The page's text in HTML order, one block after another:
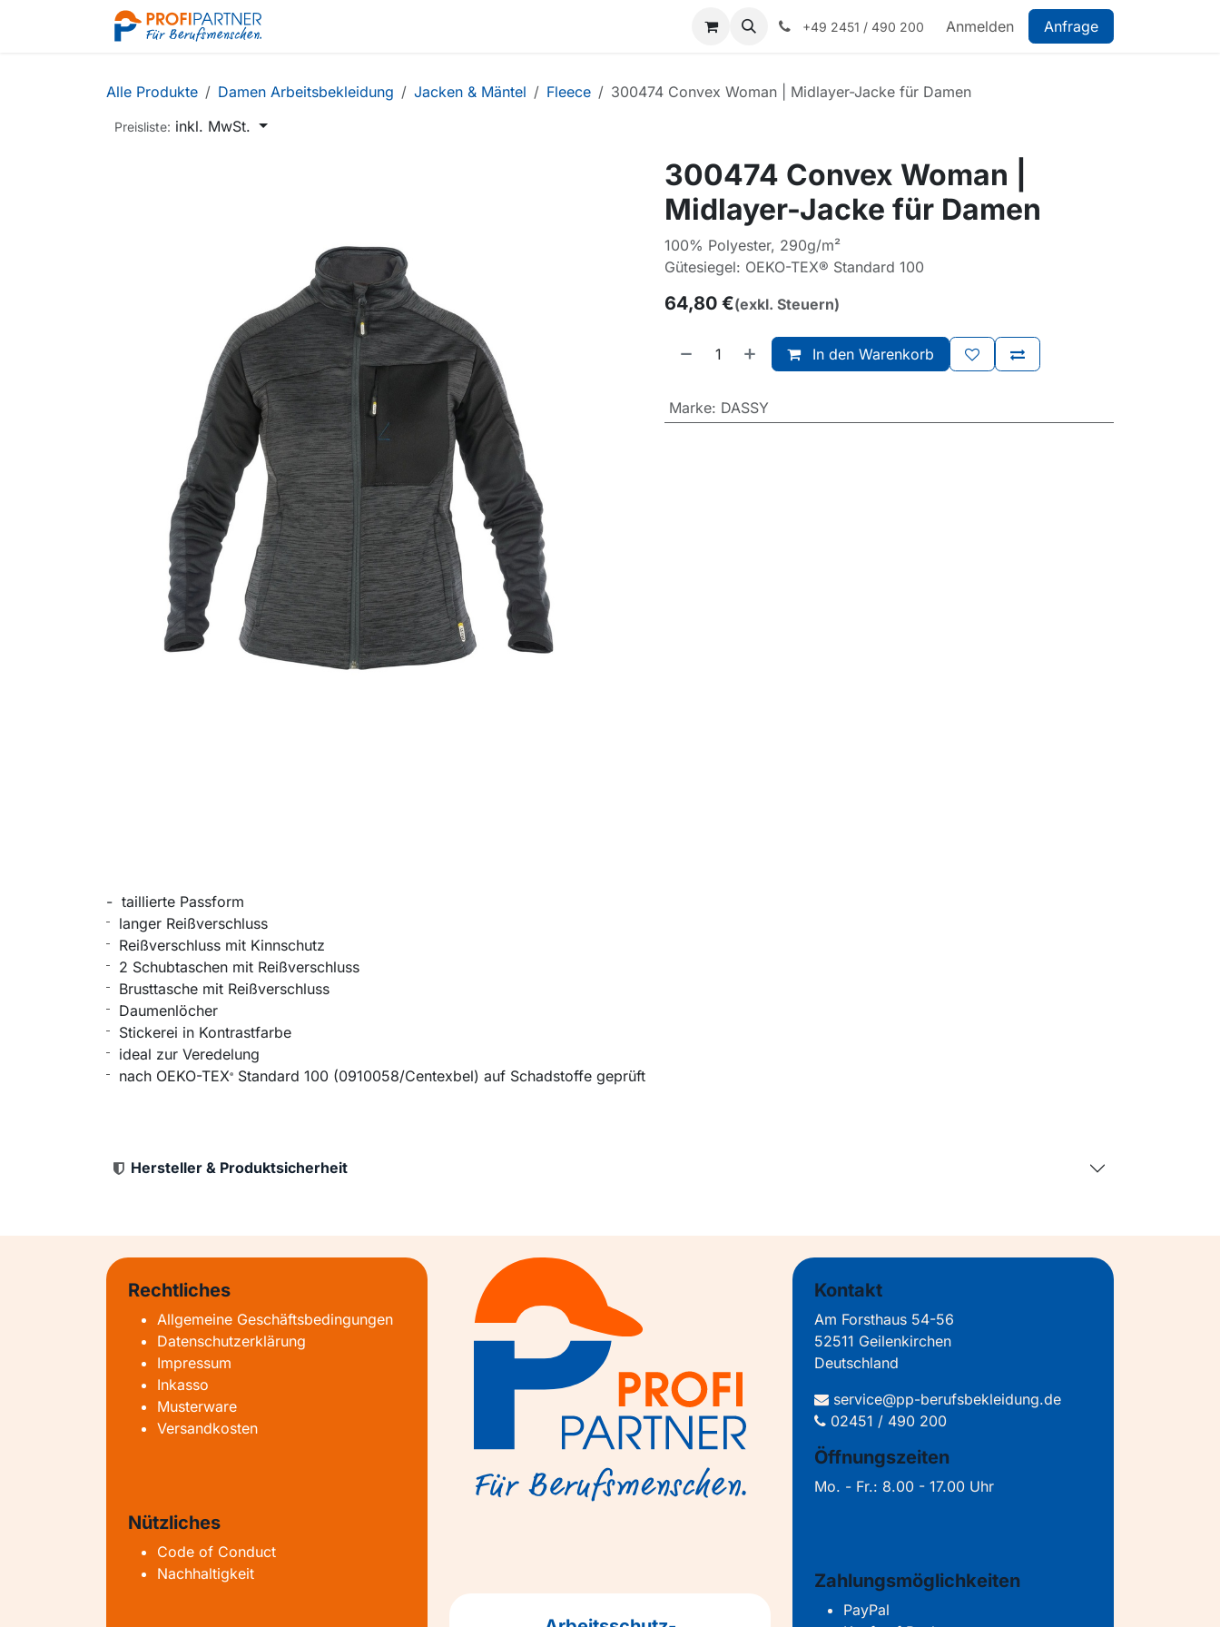
Zum Inhalt springen
+49 2451 / 490 200 Anmelden Anfrage
Alle Produkte Damen Arbeitsbekleidung Jacken & Mäntel Fleece 300474 Convex Woman | Midlayer-Jacke für Damen
Preisliste: inkl. MwSt.
300474 Convex Woman |
Midlayer-Jacke für Damen
100% Polyester, 290g/m²
Gütesiegel: OEKO-TEX® Standard 100
64,80 €(exkl. Steuern)
In den Warenkorb
Marke: DASSY
- taillierte Passform
langer Reißverschluss
Reißverschluss mit Kinnschutz
2 Schubtaschen mit Reißverschluss
Brusttasche mit Reißverschluss
Daumenlöcher
Stickerei in Kontrastfarbe
ideal zur Veredelung
nach OEKO-TEX® Standard 100 (0910058/Centexbel) auf Schadstoffe geprüft
Hersteller & Produktsicherheit
Rechtliches
Allgemeine Geschäftsbedingungen
Datenschutzerklärung
Impressum
Inkasso
Musterware
Versandkosten
Nützliches
Code of Conduct
Nachhaltigkeit
Kontakt
Am Forsthaus 54-56
52511 Geilenkirchen
Deutschland
service@pp-berufsbekleidung.de
02451 / 490 200
Öffnungszeiten
Mo. - Fr.: 8.00 - 17.00 Uhr
Zahlungsmöglichkeiten
PayPal